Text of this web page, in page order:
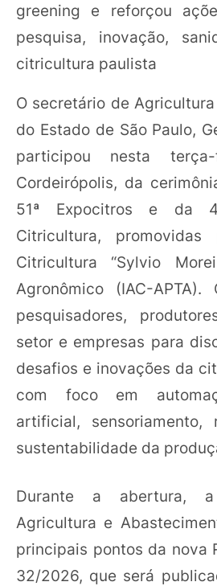
greening e reforçou
pesquisa, inovação,
citricultura paulista
O secretário de
do Estado de São Paulo,
participou nesta
Cordeirópolis, da
51ª Expocitros e da
Citricultura,
Citricultura “Sylvio
Agronômico (IAC-
pesquisadores,
setor e empresas para
desafios e inovações da
com foco em
artificial, sensoriamento,
sustentabilidade da
Durante a abertura,
Agricultura e
principais pontos da nova
32/2026, que será